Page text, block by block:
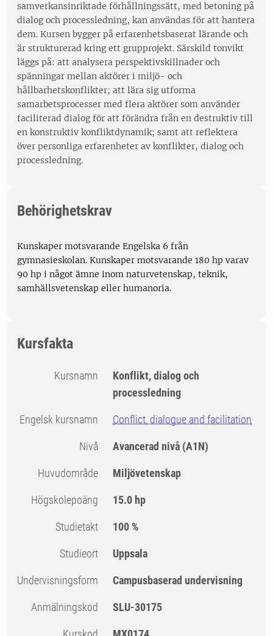
samverkansinriktade förhållningssätt, med betoning på
dialog och processledning, kan användas för att hantera
dem. Kursen bygger på erfarenhetsbaserat lärande och
är strukturerad kring ett grupprojekt. Särskild tonvikt
läggs på: att analysera perspektivskillnader och
spänningar mellan aktörer i miljö- och
hållbarhetskonflikter; att lära sig utforma
samarbetsprocesser med flera aktörer som använder
faciliterad dialog för att förändra från en destruktiv till
en konstruktiv konfliktdynamik; samt att reflektera
över personliga erfarenheter av konflikter, dialog och
processledning.
Behörighetskrav
Kunskaper motsvarande Engelska 6 från
gymnasieskolan. Kunskaper motsvarande 180 hp varav
90 hp i något ämne inom naturvetenskap, teknik,
samhällsvetenskap eller humanoria.
Kursfakta
Kursnamn
Konflikt, dialog och
processledning
Engelsk kursnamn Conflict, dialogue and facilitation
Nivå Avancerad nivå (A1N)
Huvudområde Miljövetenskap
högskolepoäng 15.0 hp
Studietakt 100 %
Studieort Uppsala
Undervisningsform Campusbaserad undervisning
Anmälningskod SLU-30175